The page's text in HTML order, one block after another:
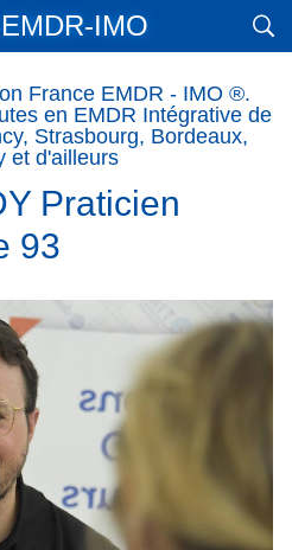
IMO
France EMDR - IMO ®.
en EMDR Intégrative de
Strasbourg, Bordeaux,
et d'ailleurs
Praticien
93